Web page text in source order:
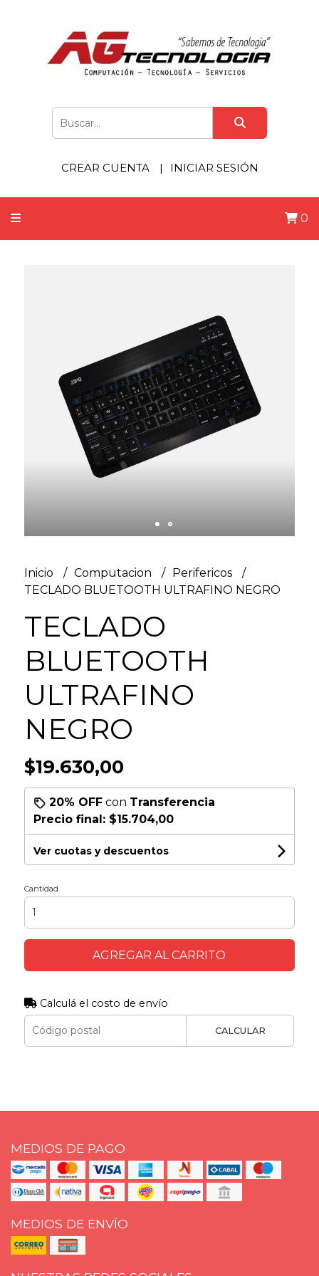
CREAR CUENTA INICIAR SESIÓN
0
Inicio Computacion
Perifericos
TECLADO BLUETOOTH ULTRAFINO NEGRO
TECLADO
BLUETOOTH
ULTRAFINO
NEGRO
$19.630,00
20% OFFcon Transferencia
Precio final: $15.704,00
Ver cuotas y descuentos
Cantidad
AGREGAR AL CARRITO
Calculá el costo de envío
CALCULAR
MEDIOS DE PAGO
MEDIOS DE ENVÍO